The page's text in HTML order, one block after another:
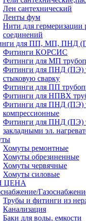
Лен сантехнический
Ленты фум
Нити для гермеризации
соединений
для ПП, МП, ПНД
Фитинги КОРСИС
Фитинги для МП
Фитинги для ПНД (ПЭ)
стыковую сварку
Фитинги для ПП
Фитинги для НПВХ
Фитинги для ПНД (ПЭ)
компрессионные
Фитинги для ПНД (ПЭ)
закладными эл.
Хомуты ремонтные
Хомуты обрезиненные
Хомуты червячные
Хомуты силовые
ЦЕНА
Трубы и фитинги из
Канализация
Баки для воды, емкости